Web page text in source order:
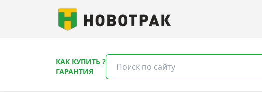
КАК КУПИТЬ ?
ГАРАНТИЯ